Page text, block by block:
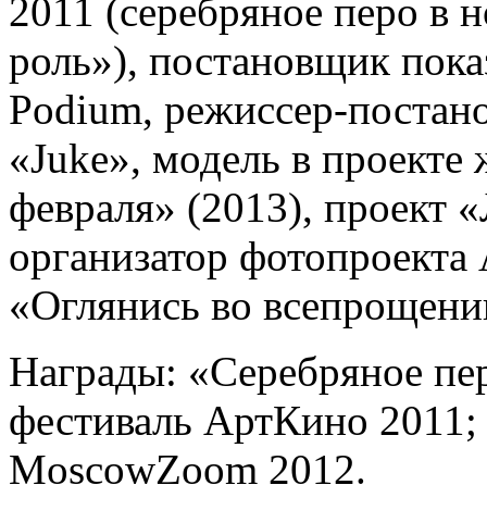
2011 (серебряное перо в
роль»), постановщик
Podium, режиссер-
«Juke», модель в
февраля» (2013), проект
организатор
«Оглянись во
Награды: «Серебряное
фестиваль АртКино 2011;
MoscowZoom 2012.